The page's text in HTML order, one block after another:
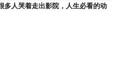
多人哭着走出影院，人生必看的动